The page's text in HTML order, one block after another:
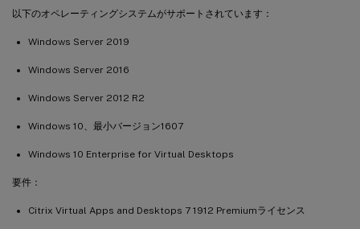
以下のオペレーティングシステムがサポートされています：
Windows Server 2019
Windows Server 2016
Windows Server 2012 R2
Windows 10、最小バージョン1607
Windows 10 Enterprise for Virtual Desktops
要件：
Citrix Virtual Apps and Desktops 7 1912 Premiumライセンス